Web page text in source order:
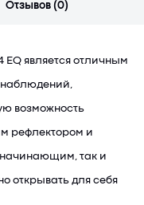
Отзывов (0)
EQ является отличным
наблюдений,
возможность
рефлектором и
так и
открывать для себя